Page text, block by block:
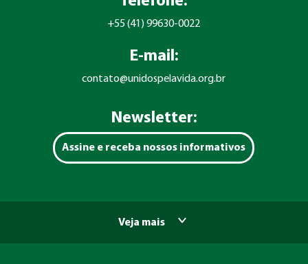
+55 (41) 99630-0022
E-mail:
contato@unidospelavida.org.br
Newsletter:
Assine e receba nossos informativos
Veja mais